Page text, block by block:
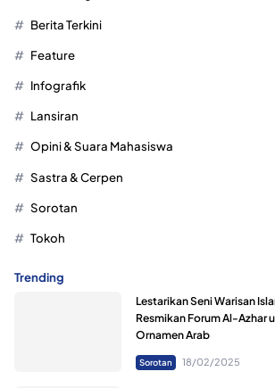
Berita Terkini
Feature
Infografik
Lansiran
Opini & Suara Mahasiswa
Sastra & Cerpen
Sorotan
Tokoh
Trending
Lestarikan Seni Warisan
Resmikan Forum Al-Azhar
Ornamen Arab
Sorotan 18/02/2025